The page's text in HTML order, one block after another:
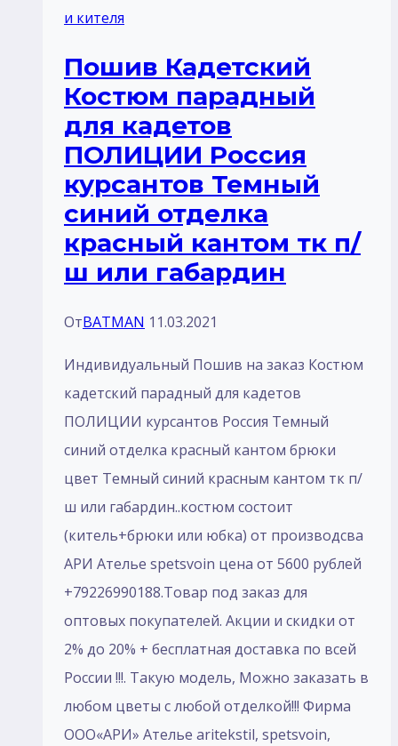
красный
кантом
тк
п/
ш
или
габардин
и кителя
Пошив Кадетский
Костюм парадный
для кадетов
ПОЛИЦИИ Россия
курсантов Темный
синий отделка
красный кантом тк п/
ш или габардин
ОтBATMAN 11.03.2021
Индивидуальный Пошив на заказ Костюм
кадетский парадный для кадетов
ПОЛИЦИИ курсантов Россия Темный
синий отделка красный кантом брюки
цвет Темный синий красным кантом тк п/
ш или габардин..костюм состоит
(китель+брюки или юбка) от производсва
АРИ Ателье spetsvoin цена от 5600 рублей
+79226990188.Товар под заказ для
оптовых покупателей. Акции и скидки от
2% до 20% + бесплатная доставка по всей
России !!!. Такую модель, Mожно заказать в
любом цветы с любой отделкой!!! Фирма
ООО«АРИ» Ателье aritekstil, spetsvoin,